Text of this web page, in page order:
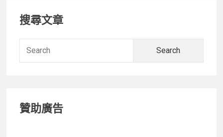
Primary
Sidebar
搜尋文章
贊助廣告